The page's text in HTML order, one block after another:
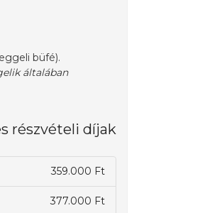
büfé).
általában
részvételi díjak
359.000 Ft
377.000 Ft